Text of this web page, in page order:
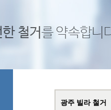
광주 빌라 철거